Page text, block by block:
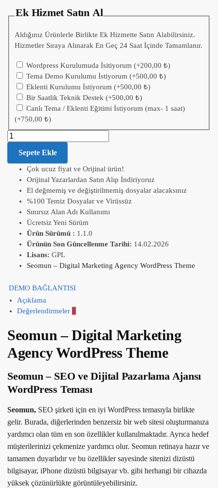
Ek Hizmet Satın Al
Aldığınız Ürünlerle Birlikte Ek Hizmette Satın Alabilirsiniz.
Hizmetler Sıraya Alınarak En Geç 24 Saat İçinde Tamamlanır.
Wordpress Kurulumuda İsitiyorum(+200,00₺)
Tema Demo Kurulumu İstiyorum(+500,00₺)
Eklenti Kurulumu İstiyorum(+500,00₺)
Bir Saatlik Teknik Destek(+500,00₺)
Canlı Tema / Eklenti Eğitimi İstiyorum (max- 1 saat)
(+750,00₺)
Sepete Ekle
Çok ucuz fiyat ve Orijinal ürün!
Orijinal Yazarlardan Satın Alıp İndiriyoruz
El değmemiş ve değiştirilmemiş dosyalar alacaksınız
%100 Temiz Dosyalar ve Virüssüz
Sınırsız Alan Adı Kullanımı
Ücretsiz Yeni Sürüm
Ürün Sürümü : 1.1.0
Ürünün Son Güncellenme Tarihi: 14.02.2026
Lisans: GPL
Seomun – Digital Marketing Agency WordPress Theme
DEMO BAĞLANTISI
Açıklama
Değerlendirmeler 0
Seomun – Digital Marketing
Agency WordPress Theme
Seomun – SEO ve Dijital Pazarlama Ajansı
WordPress Teması
Seomun, SEO şirketi için en iyi WordPress temasıyla birlikte
gelir. Burada, diğerlerinden benzersiz bir web sitesi oluşturmanıza
yardımcı olan tüm en son özellikler kullanılmaktadır. Ayrıca hedef
müşterilerinizi çekmenize yardımcı olur. Seomun retinaya hazır ve
tamamen duyarlıdır ve bu özellikler sayesinde sitenizi dizüstü
bilgisayar, iPhone dizüstü bilgisayar vb. gibi herhangi bir cihazda
yüksek çözünürlükte görüntüleyebilirsiniz.